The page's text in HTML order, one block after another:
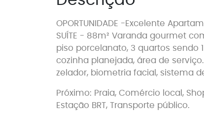
OPORTUNIDADE -Excelente
SUÍTE - 88m² Varanda gourmet
piso porcelanato, 3 quartos sendo
cozinha planejada, área de
zelador, biometria facial, sistema
Próximo: Praia, Comércio local,
Estação BRT, Transporte público.